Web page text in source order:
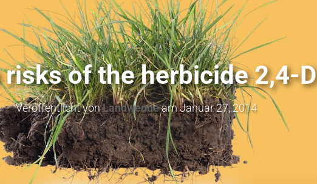
risks of the herbicide 2,4-D
Veröffentlicht vonLandwendeamJanuar 27, 2014